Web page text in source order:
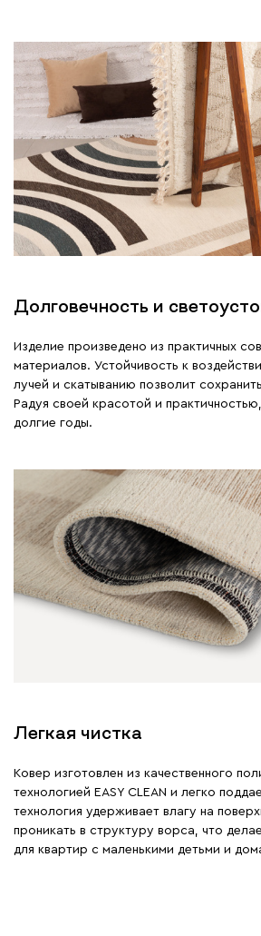
Долговечность и
Изделие произведено из практичных
материалов. Устойчивость к
лучей и скатыванию позволит
Радуя своей красотой и
долгие годы.
Легкая чистка
Ковер изготовлен из качественного
технологией EASY CLEAN и легко
технология удерживает влагу на
проникать в структуру ворса, что
для квартир с маленькими детьми и